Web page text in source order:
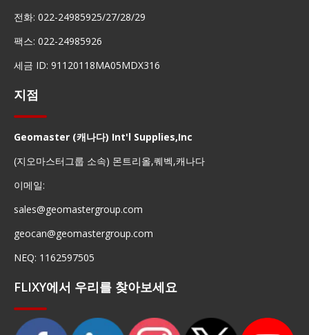
전화: 022-24985925/27/28/29
팩스: 022-24985926
세금 ID: 91120118MA05MDX316
지점
Geomaster (캐나다) Int'l Supplies,Inc
(지오마스터그룹 소속) 몬트리올,퀘벡,캐나다
이메일:
sales@geomastergroup.com
geocan@geomastergroup.com
NEQ: 1162597505
FLIXY에서 우리를 찾아보세요